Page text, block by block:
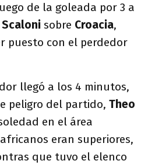
de la goleada por 3 a
sobre Croacia,
puesto con el perdedor
llegó a los 4 minutos,
peligro del partido, Theo
en el área
eran superiores,
que tuvo el elenco